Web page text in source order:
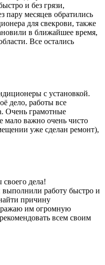
и без грязи,
пару месяцев обратились
для свекрови, также
в ближайшее время,
Все остались
с установкой.
дело, работы все
Очень грамотные
мало важно очень чисто
уже сделан ремонт),
дела!
работу быстро и
причину
им огромную
всем своим